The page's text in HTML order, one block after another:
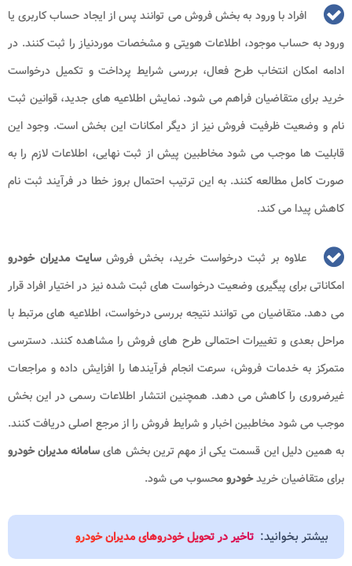
افراد با ورود به بخش فروش می توانند پس از ایجاد حساب کاربری یا
ورود به حساب موجود، اطلاعات هویتی و مشخصات موردنیاز را ثبت کنند. در
ادامه امکان انتخاب طرح فعال، بررسی شرایط پرداخت و تکمیل درخواست
خرید برای متقاضیان فراهم می شود. نمایش اطلاعیه های جدید، قوانین ثبت
نام و وضعیت ظرفیت فروش نیز از دیگر امکانات این بخش است. وجود این
قابلیت ها موجب می شود مخاطبین پیش از ثبت نهایی، اطلاعات لازم را به
صورت کامل مطالعه کنند. به این ترتیب احتمال بروز خطا در فرآیند ثبت نام
کاهش پیدا می کند.
علاوه بر ثبت درخواست خرید، بخش فروشسایت مدیران خودرو
امکاناتی برای پیگیری وضعیت درخواست های ثبت شده نیز در اختیار افراد قرار
می دهد. متقاضیان می توانند نتیجه بررسی درخواست، اطلاعیه های مرتبط با
مراحل بعدی و تغییرات احتمالی طرح های فروش را مشاهده کنند. دسترسی
متمرکز به خدمات فروش، سرعت انجام فرآیندها را افزایش داده و مراجعات
غیرضروری را کاهش می دهد. همچنین انتشار اطلاعات رسمی در این بخش
موجب می شود مخاطبین اخبار و شرایط فروش را از مرجع اصلی دریافت کنند.
به همین دلیل این قسمت یکی از مهم ترین بخش هایسامانهمدیران خودرو
برای متقاضیان خریدخودرومحسوب می شود.
بیشتر بخوانید: تاخیر در تحویل خودروهای مدیران خودرو